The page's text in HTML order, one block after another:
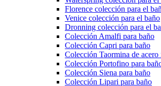
Florence colección para el
Venice colección para el baño
Dronning colección para el
Colección Amalfi para baño
Colección Capri para baño
Colección Taormina de
Colección Portofino para
Colección Siena para baño
Colección Lipari para baño